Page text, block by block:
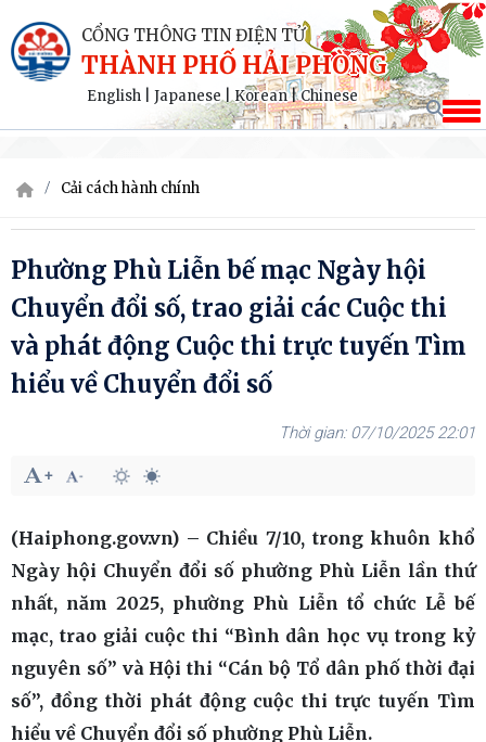
CỔNG THÔNG TIN ĐIỆN TỬ
THÀNH PHỐ HẢI PHÒNG
English Japanese|Korean|Chinese
Cải cách hành chính
Phường Phù Liễn bế mạc Ngày hội
Chuyển đổi số, trao giải các Cuộc thi
và phát động Cuộc thi trực tuyến Tìm
hiểu về Chuyển đổi số
07/10/2025 22:01
(Haiphong.gov.vn) – Chiều 7/10, trong khuôn khổ
Ngày hội Chuyển đổi số phường Phù Liễn lần thứ
nhất, năm 2025, phường Phù Liễn tổ chức Lễ bế
mạc, trao giải cuộc thi “Bình dân học vụ trong kỷ
nguyên số” và Hội thi “Cán bộ Tổ dân phố thời đại
số”, đồng thời phát động cuộc thi trực tuyến Tìm
hiểu về Chuyển đổi số phường Phù Liễn.